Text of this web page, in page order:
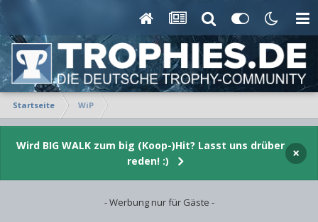
Startseite WiP
Wird BIG WALK zum big (Koop-)Hit? Lasst uns drüber
reden! :)
×
- Werbung nur für Gäste -